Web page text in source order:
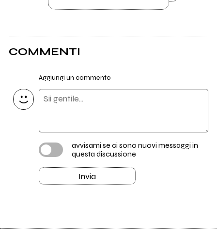
COMMENTI
Aggiungi un commento
avvisami se ci sono nuovi messaggi in
questa discussione
Invia